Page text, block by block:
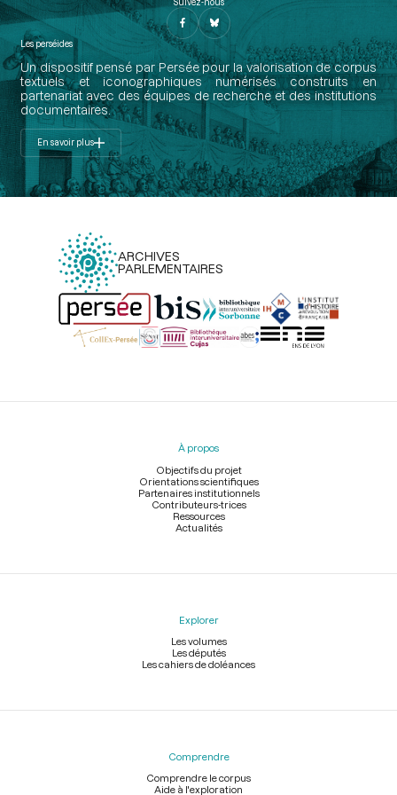
Les perséides
Un dispositif pensé par Persée pour la valorisation de corpus
textuels et iconographiques numérisés construits en
partenariat avec des équipes de recherche et des institutions
documentaires.
En savoir plus
ARCHIVES
PARLEMENTAIRES
Menu
À propos
Objectifs du projet
Orientations scientifiques
Partenaires institutionnels
Contributeurs-trices
Ressources
Actualités
Explorer
Les volumes
Les députés
Les cahiers de doléances
Comprendre
Comprendre le corpus
Aide à l'exploration